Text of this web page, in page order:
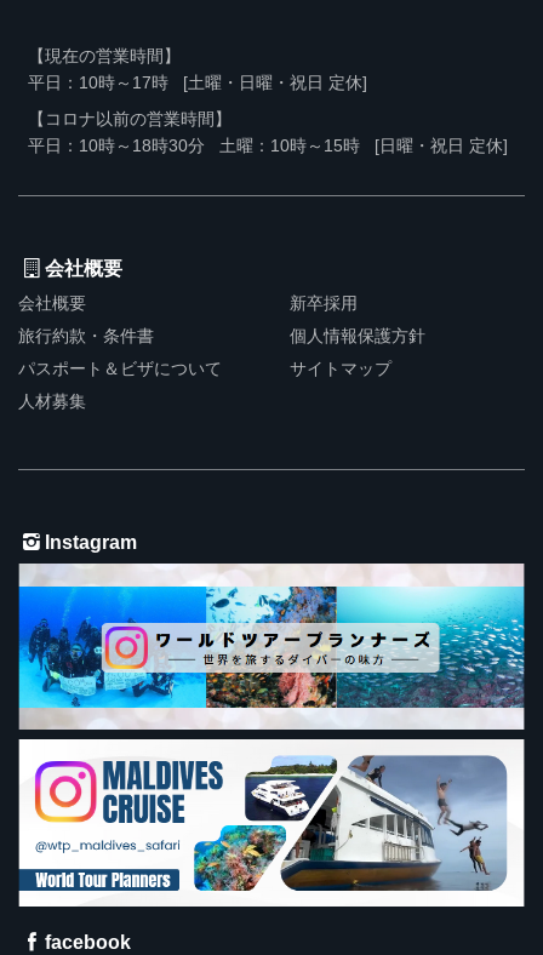
【現在の営業時間】
平日：10時～17時
[土曜・日曜・祝日 定休]
【コロナ以前の営業時間】
平日：10時～18時30分
土曜：10時～15時 [日曜・祝日 定休]
会社概要
会社概要
旅行約款・条件書
パスポート＆ビザについて
人材募集
新卒採用
個人情報保護方針
サイトマップ
Instagram
facebook